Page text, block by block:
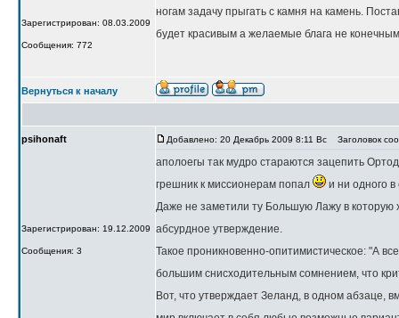
Зарегистрирован: 08.03.2009
Сообщения: 772
ногам задачу прыгать с камня на камень.
будет красивым а желаемые блага не
Вернуться к началу
psihonaft
Зарегистрирован: 19.12.2009
Сообщения: 3
Добавлено: 20 Декабрь 2009 8:11 Вс Заголовок
аполоегы так мудро стараются зацепить
грешник к миссионерам попал
и ни одного
Даже не заметили ту Большую Лажу в которую
абсурдное утверждение.
Такое проникновенно-опитимистическое: "А
большим снисходительным сомнением, что
Вот, что утверждает Зеланд, в одном абзаце,